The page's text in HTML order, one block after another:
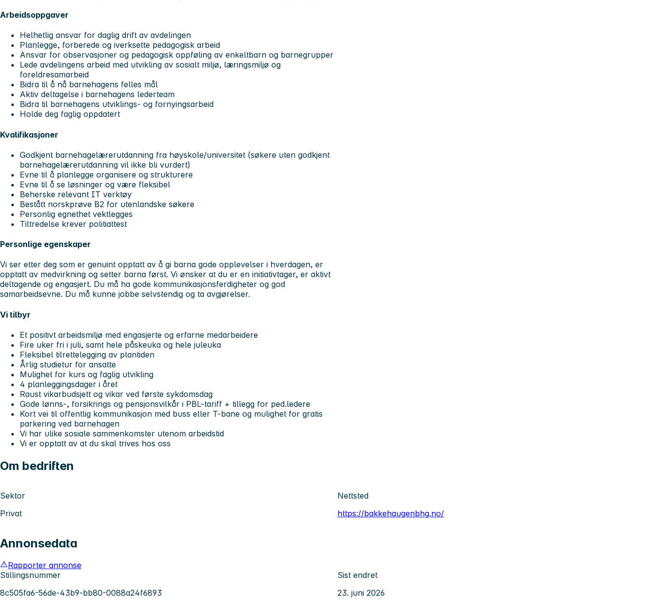
Arbeidsoppgaver
Helhetlig ansvar for daglig drift av avdelingen
Planlegge, forberede og iverksette pedagogisk arbeid
Ansvar for observasjoner og pedagogisk oppføling av enkeltbarn og barnegrupper
Lede avdelingens arbeid med utvikling av sosialt miljø, læringsmiljø og
foreldresamarbeid
Bidra til å nå barnehagens felles mål
Aktiv deltagelse i barnehagens lederteam
Bidra til barnehagens utviklings- og fornyingsarbeid
Holde deg faglig oppdatert
Kvalifikasjoner
Godkjent barnehagelærerutdanning fra høyskole/universitet (søkere uten godkjent
barnehagelærerutdanning vil ikke bli vurdert)
Evne til å planlegge organisere og strukturere
Evne til å se løsninger og være fleksibel
Beherske relevant IT verktøy
Bestått norskprøve B2 for utenlandske søkere
Personlig egnethet vektlegges
Tiltredelse krever politiattest
Personlige egenskaper
Vi ser etter deg som er genuint opptatt av å gi barna gode opplevelser i hverdagen, er
opptatt av medvirkning og setter barna først. Vi ønsker at du er en initiativtager, er aktivt
deltagende og engasjert. Du må ha gode kommunikasjonsferdigheter og god
samarbeidsevne. Du må kunne jobbe selvstendig og ta avgjørelser.
Vi tilbyr
Et positivt arbeidsmiljø med engasjerte og erfarne medarbeidere
Fire uker fri i juli, samt hele påskeuka og hele juleuka
Fleksibel tilrettelegging av plantiden
Årlig studietur for ansatte
Mulighet for kurs og faglig utvikling
4 planleggingsdager i året
Raust vikarbudsjett og vikar ved første sykdomsdag
Gode lønns-, forsikrings og pensjonsvilkår i PBL-tariff + tillegg for ped.ledere
Kort vei til offentlig kommunikasjon med buss eller T-bane og mulighet for gratis
parkering ved barnehagen
Vi har ulike sosiale sammenkomster utenom arbeidstid
Vi er opptatt av at du skal trives hos oss
Om bedriften
Sektor
Privat
Nettsted
https://bakkehaugenbhg.no/
Annonsedata
Rapporter annonse
Stillingsnummer
8c505fa6-56de-43b9-bb80-0088a24f6893
Sist endret
23. juni 2026